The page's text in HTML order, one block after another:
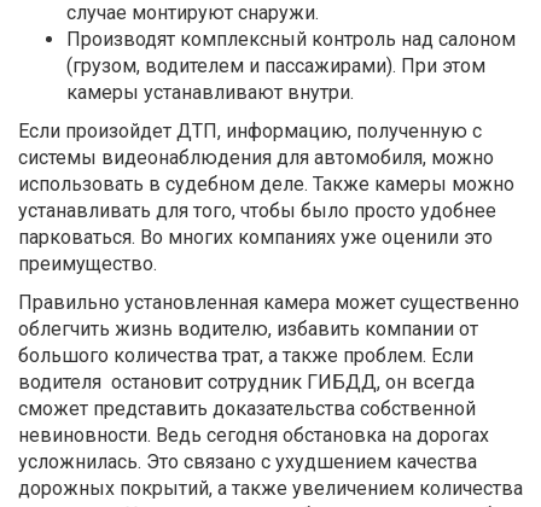
случае монтируют снаружи.
Производят комплексный контроль над салоном
(грузом, водителем и пассажирами). При этом
камеры устанавливают внутри.
Если произойдет ДТП, информацию, полученную с
системы видеонаблюдения для автомобиля, можно
использовать в судебном деле. Также камеры можно
устанавливать для того, чтобы было просто удобнее
парковаться. Во многих компаниях уже оценили это
преимущество.
Правильно установленная камера может существенно
облегчить жизнь водителю, избавить компании от
большого количества трат, а также проблем. Если
водителя остановит сотрудник ГИБДД, он всегда
сможет представить доказательства собственной
невиновности. Ведь сегодня обстановка на дорогах
усложнилась. Это связано с ухудшением качества
дорожных покрытий, а также увеличением количества